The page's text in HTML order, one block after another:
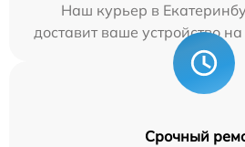
Наш курьер в
доставит ваше устройство
Срочный